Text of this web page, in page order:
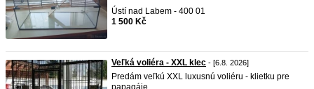
Ústí nad Labem - 400 01
1 500 Kč
Veľká voliéra - XXL klec - [6.8. 2026]
Predám veľkú XXL luxusnú voliéru - klietku pre
papagáje ...